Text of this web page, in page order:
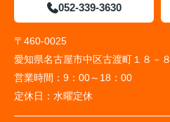
052-339-3630
〒460-0025
愛知県名古屋市中区古渡町１８－８
営業時間： 9：00～18：00
定休日： 水曜定休